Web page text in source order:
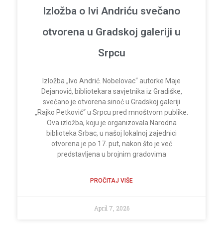
Izložba o Ivi Andriću svečano
otvorena u Gradskoj galeriji u
Srpcu
Izložba „Ivo Andrić. Nobelovac“ autorke Maje
Dejanović, bibliotekara savjetnika iz Gradiške,
svečano je otvorena sinoć u Gradskoj galeriji
„Rajko Petković“ u Srpcu pred mnoštvom publike.
Ova izložba, koju je organizovala Narodna
biblioteka Srbac, u našoj lokalnoj zajednici
otvorena je po 17. put, nakon što je već
predstavljena u brojnim gradovima
PROČITAJ VIŠE
April 7, 2026